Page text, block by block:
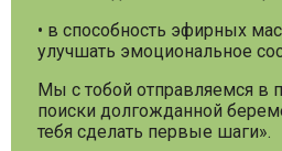
• в способность эфирных
улучшать эмоциональное
Мы с тобой отправляемся в
поиски долгожданной
тебя сделать первые шаги».